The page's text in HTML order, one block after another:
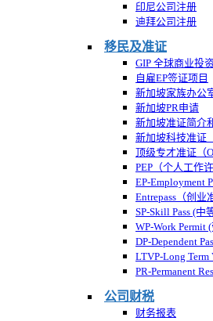
印尼公司注册
迪拜公司注册
移民及准证
GIP 全球商业投
自雇EP签证项目
新加坡家族办公
新加坡PR申请
新加坡准证简介
新加坡科技准证（
顶级专才准证（
PEP（个人工作许
EP-Employment
Entrepass（创业
SP-Skill Pass (中
WP-Work Permit
DP-Dependent
LTVP-Long Term
PR-Permanent
公司财税
财务报表